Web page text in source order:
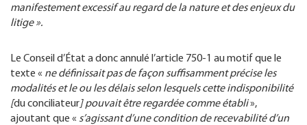
manifestement excessif au regard de la nature et des enjeux du
litige ».
Le Conseil d’État a donc annulé l’article 750-1 au motif que le
texte « ne définissait pas de façon suffisamment précise les
modalités et le ou les délais selon lesquels cette indisponibilité
[du conciliateur] pouvait être regardée comme établi»,
ajoutant que « s’agissant d’une condition de recevabilité d’un